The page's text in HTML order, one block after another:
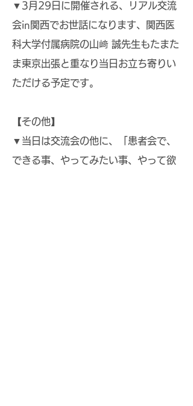
▼3月29日に開催される、リアル交流
会in関西でお世話になります、関西医
科大学付属病院の山﨑 誠先生もたまた
ま東京出張と重なり当日お立ち寄りい
ただける予定です。
【その他】
​▼当日は交流会の他に、「患者会で、
できる事、やってみたい事、やって欲